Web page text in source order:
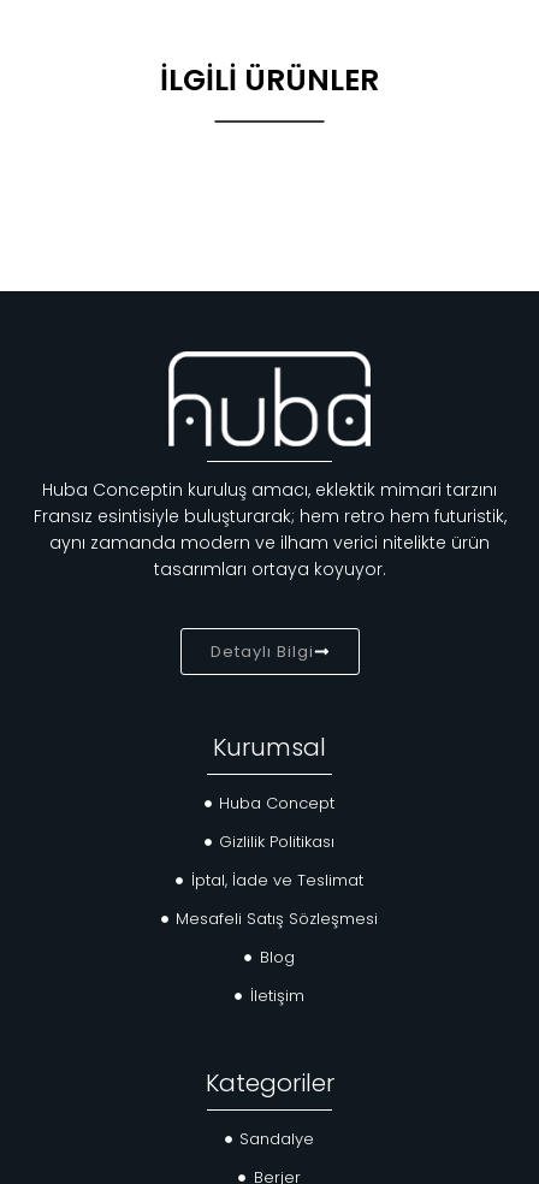
İLGILI ÜRÜNLER
Huba Conceptin kuruluş amacı, eklektik mimari tarzını
Fransız esintisiyle buluşturarak; hem retro hem futuristik,
aynı zamanda modern ve ilham verici nitelikte ürün
tasarımları ortaya koyuyor.
Detaylı Bilgi
Kurumsal
Huba Concept
Gizlilik Politikası
İptal, İade ve Teslimat
Mesafeli Satış Sözleşmesi
Blog
İletişim
Kategoriler
Sandalye
Berjer